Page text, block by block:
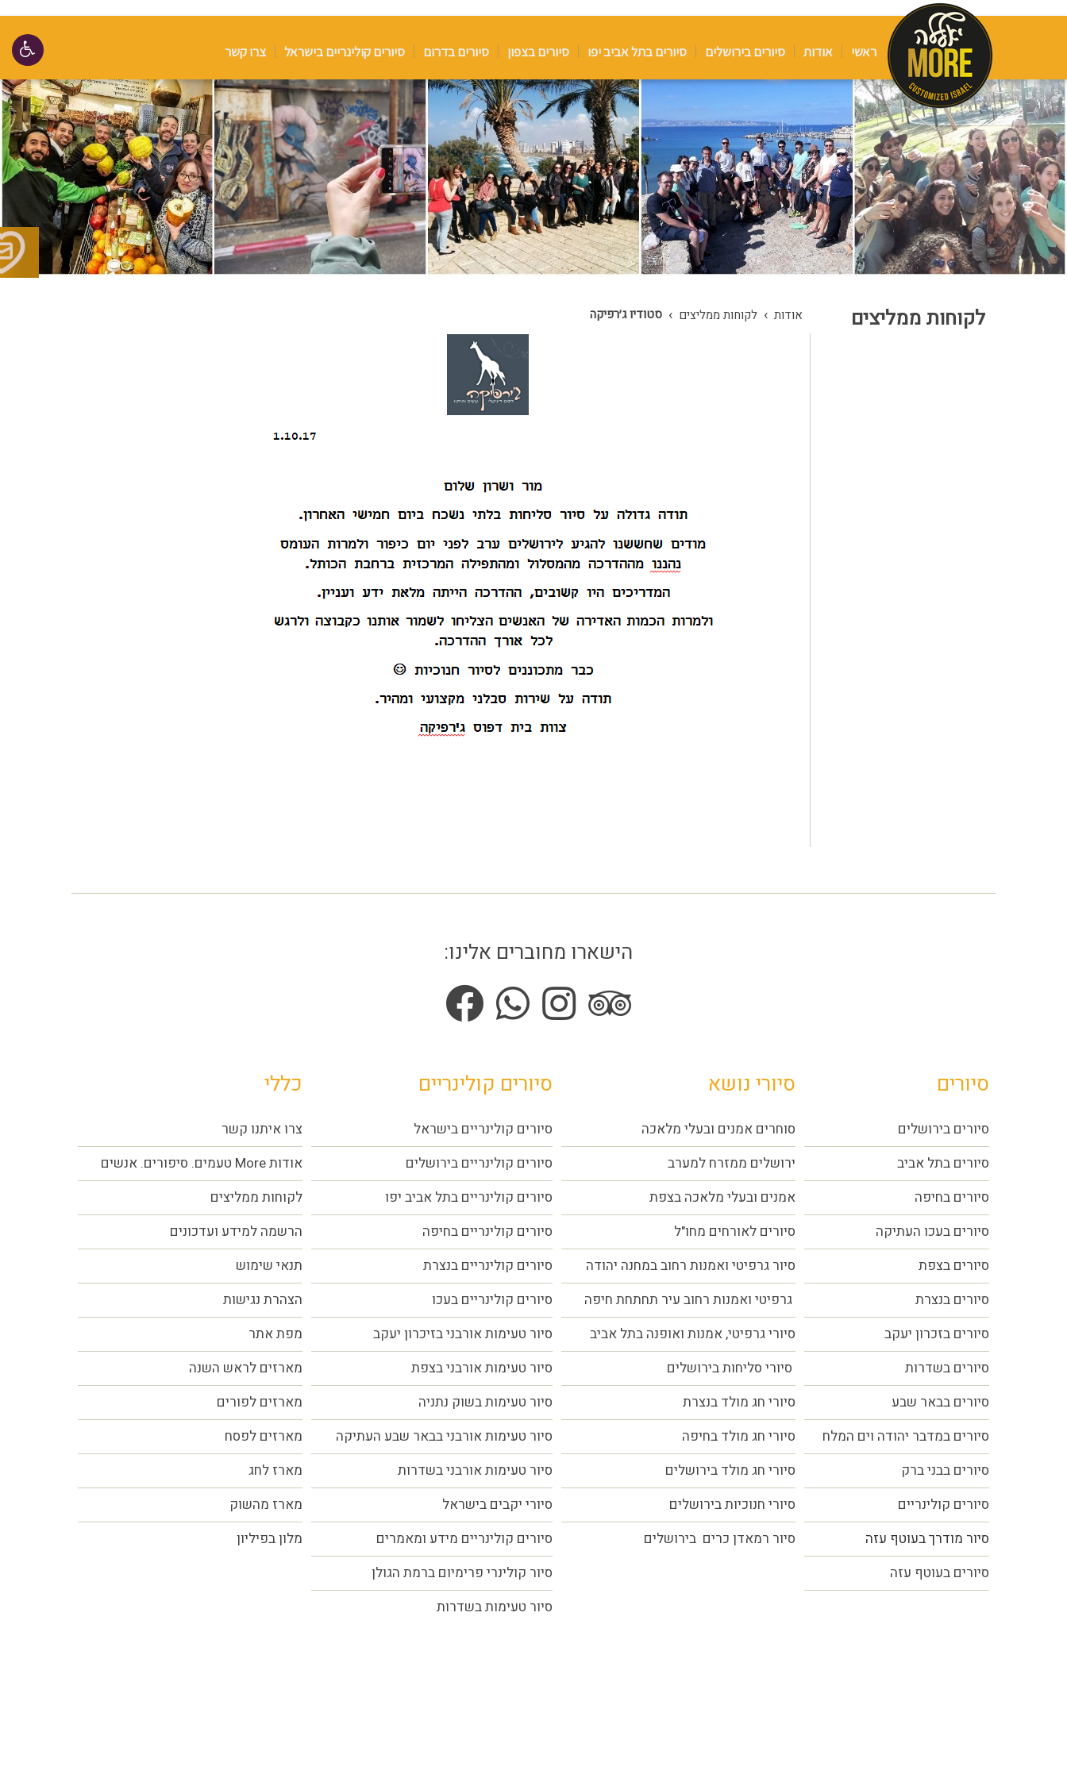
ראשי אודות סיורים בירושלים סיורים בתל אביב יפו סיורים בצפון סיורים בדרום סיורים קולינריים בישראל צרו קשר
לקוחות ממליצים אודות › לקוחות ממליצים › סטודיו ג׳רפיקה
הישארו מחוברים אלינו:
סיורים
סיורים בירושלים
סיורים בתל אביב
סיורים בחיפה
סיורים בעכו העתיקה
סיורים בצפת
סיורים בנצרת
סיורים בזכרון יעקב
סיורים בשדרות
סיורים בבאר שבע
סיורים במדבר יהודה וים המלח
סיורים בבני ברק
סיורים קולינריים
סיור מודרך בעוטף עזה
סיורים בעוטף עזה
סיורי נושא
סוחרים אמנים ובעלי מלאכה
ירושלים ממזרח למערב
אמנים ובעלי מלאכה בצפת
סיורים לאורחים מחו"ל
סיור גרפיטי ואמנות רחוב במחנה יהודה
גרפיטי ואמנות רחוב עיר תחתחת חיפה
סיורי גרפיטי, אמנות ואופנה בתל אביב
סיורי סליחות בירושלים
סיורי חג מולד בנצרת
סיורי חג מולד בחיפה
סיורי חג מולד בירושלים
סיורי חנוכיות בירושלים
סיור רמאדן כרים בירושלים
סיורים קולינריים
סיורים קולינריים בישראל
סיורים קולינריים בירושלים
סיורים קולינריים בתל אביב יפו
סיורים קולינריים בחיפה
סיורים קולינריים בנצרת
סיורים קולינריים בעכו
סיור טעימות אורבני בזיכרון יעקב
סיור טעימות אורבני בצפת
סיור טעימות בשוק נתניה
סיור טעימות אורבני בבאר שבע העתיקה
סיור טעימות אורבני בשדרות
סיורי יקבים בישראל
סיורים קולינריים מידע ומאמרים
סיור קולינרי פרימיום ברמת הגולן
סיור טעימות בשדרות
כללי
צרו איתנו קשר
אודות More טעמים. סיפורים. אנשים
לקוחות ממליצים
הרשמה למידע ועדכונים
תנאי שימוש
הצהרת נגישות
מפת אתר
מארזים לראש השנה
מארזים לפורים
מארזים לפסח
מארז לחג
מארז מהשוק
מלון בפיליון